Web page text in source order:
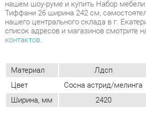
Материал Лдсп
Цвет
Сосна астрид/мелинга
ОТЗЫВЫ
Пока нет отзывов, поделитесь первым